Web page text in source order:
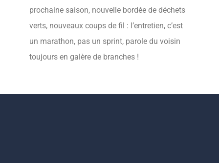
prochaine saison, nouvelle bordée de déchets
verts, nouveaux coups de fil : l’entretien, c’est
un marathon, pas un sprint, parole du voisin
toujours en galère de branches !